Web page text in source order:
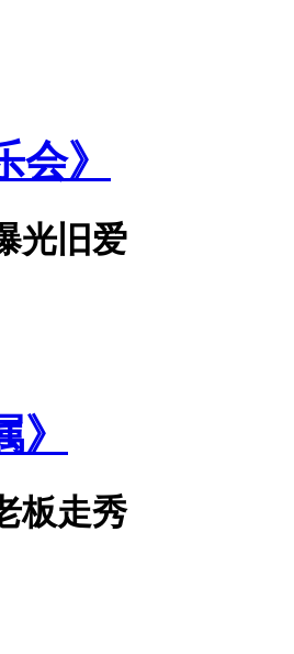
会》
光旧爱
》
板走秀